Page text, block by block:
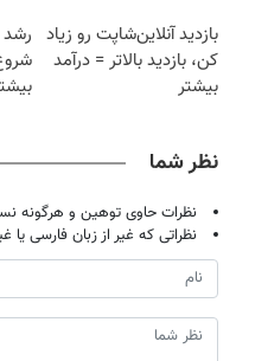
بازدید آنلاین‌شاپت رو زیاد
کن، بازدید بالاتر = درآمد
بیشتر
رشد
نظر شما
نظرات حاوی توهین و هرگونه
نظراتی که غیر از زبان فارسی